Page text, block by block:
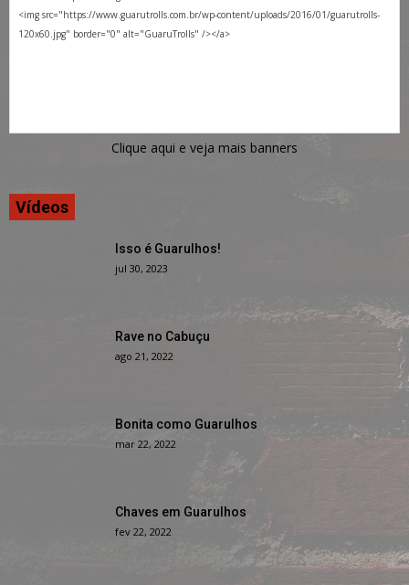
Clique aqui e veja mais banners
Vídeos
Isso é Guarulhos!
jul 30, 2023
Rave no Cabuçu
ago 21, 2022
Bonita como Guarulhos
mar 22, 2022
Chaves em Guarulhos
fev 22, 2022